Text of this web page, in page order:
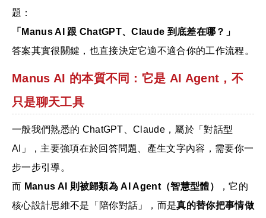
題：
「Manus AI 跟 ChatGPT、Claude 到底差在哪？」
答案其實很關鍵，也直接決定它適不適合你的工作流程。
Manus AI 的本質不同：它是 AI Agent，不
只是聊天工具
一般我們熟悉的 ChatGPT、Claude，屬於「對話型
AI」，主要強項在於回答問題、產生文字內容，需要你一
步一步引導。
而 Manus AI 則被歸類為 AI Agent（智慧型體）
，它的
核心設計思維不是「陪你對話」，而是真的替你把事情做